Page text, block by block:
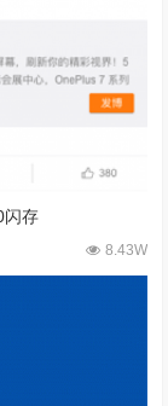
闪存
8.43W